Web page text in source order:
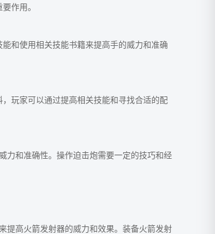
作用。
和使用相关技能书籍来提高手的威力和准确
玩家可以通过提高相关技能和寻找合适的配
力和准确性。操作迫击炮需要一定的技巧和经
提高火箭发射器的威力和效果。装备火箭发射